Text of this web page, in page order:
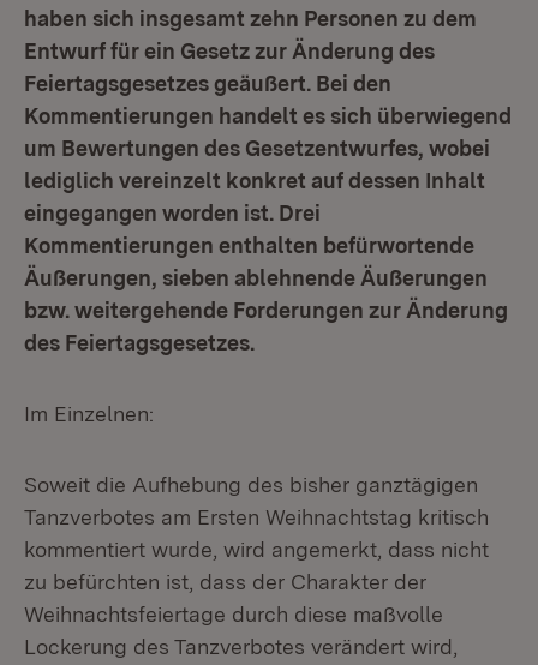
haben sich insgesamt zehn Personen zu dem
Entwurf für ein Gesetz zur Änderung des
Feiertagsgesetzes geäußert. Bei den
Kommentierungen handelt es sich überwiegend
um Bewertungen des Gesetzentwurfes, wobei
lediglich vereinzelt konkret auf dessen Inhalt
eingegangen worden ist. Drei
Kommentierungen enthalten befürwortende
Äußerungen, sieben ablehnende Äußerungen
bzw. weitergehende Forderungen zur Änderung
des Feiertagsgesetzes.
Im Einzelnen:
Soweit die Aufhebung des bisher ganztägigen
Tanzverbotes am Ersten Weihnachtstag kritisch
kommentiert wurde, wird angemerkt, dass nicht
zu befürchten ist, dass der Charakter der
Weihnachtsfeiertage durch diese maßvolle
Lockerung des Tanzverbotes verändert wird,